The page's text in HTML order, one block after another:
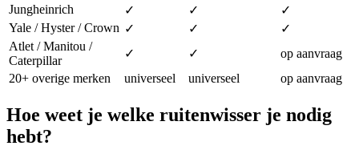
Jungheinrich
✓ ✓
✓
Yale / Hyster / Crown ✓ ✓
✓
Atlet / Manitou /
Caterpillar
✓ ✓
op aanvraag
20+ overige merken
universeel universeel op aanvraag
Hoe weet je welke ruitenwisser je nodig
hebt?